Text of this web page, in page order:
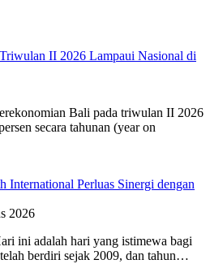
II 2026 Lampaui Nasional di
Bali pada triwulan II 2026
secara tahunan (year on
International Perluas Sinergi dengan
2026
ini adalah hari yang istimewa bagi
berdiri sejak 2009, dan tahun…